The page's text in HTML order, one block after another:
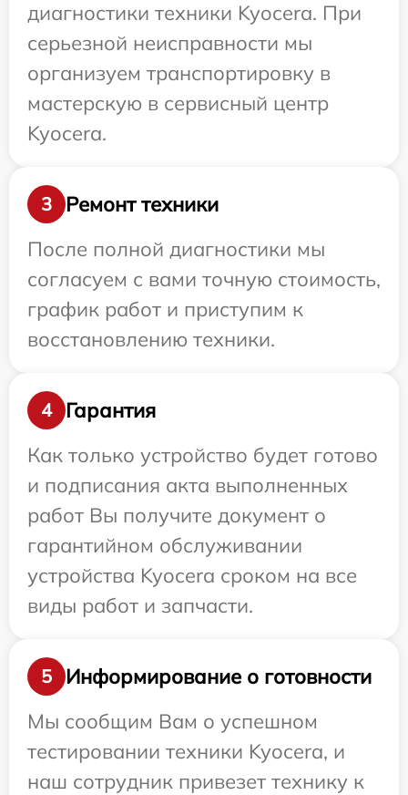
диагностики техники Kyocera. При
серьезной неисправности мы
организуем транспортировку в
мастерскую в сервисный центр
Kyocera.
3
Ремонт техники
После полной диагностики мы
согласуем с вами точную стоимость,
график работ и приступим к
восстановлению техники.
4
Гарантия
Как только устройство будет готово
и подписания акта выполненных
работ Вы получите документ о
гарантийном обслуживании
устройства Kyocera сроком на все
виды работ и запчасти.
5
Информирование о готовности
Мы сообщим Вам о успешном
тестировании техники Kyocera, и
наш сотрудник привезет технику к